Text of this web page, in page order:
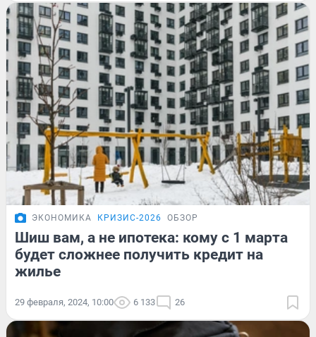
ЭКОНОМИКА КРИЗИС-2026 ОБЗОР
Шиш вам, а не ипотека: кому с 1 марта
будет сложнее получить кредит на
жилье
29 февраля, 2024, 10:00 6 133 26